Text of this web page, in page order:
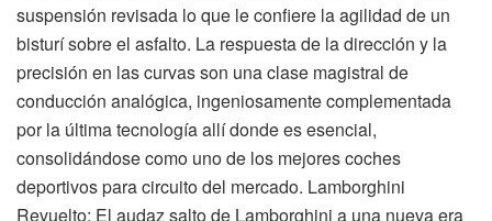
suspensión revisada lo que le confiere la agilidad de un
bisturí sobre el asfalto. La respuesta de la dirección y la
precisión en las curvas son una clase magistral de
conducción analógica, ingeniosamente complementada
por la última tecnología allí donde es esencial,
consolidándose como uno de los mejores coches
deportivos para circuito del mercado. Lamborghini
Revuelto: El audaz salto de Lamborghini a una nueva era